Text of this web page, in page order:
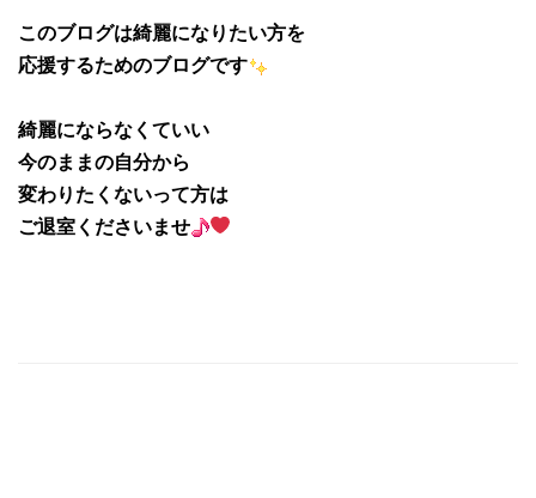
このブログは綺麗になりたい方を
応援するためのブログです
綺麗にならなくていい
今のままの自分から
変わりたくないって方は
ご退室くださいませ